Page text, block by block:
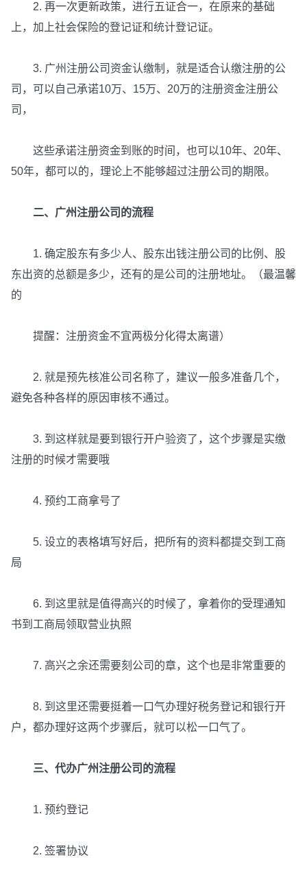
2. 再一次更新政策，进行五证合一，在原来的基础
上，加上社会保险的登记证和统计登记证。
3. 广州注册公司资金认缴制，就是适合认缴注册的公
司，可以自己承诺10万、15万、20万的注册资金注册公
司，
这些承诺注册资金到账的时间，也可以10年、20年、
50年，都可以的，理论上不能够超过注册公司的期限。
二、广州注册公司的流程
1. 确定股东有多少人、股东出钱注册公司的比例、股
东出资的总额是多少，还有的是公司的注册地址。（最温馨
的
提醒：注册资金不宜两极分化得太离谱）
2. 就是预先核准公司名称了，建议一般多准备几个，
避免各种各样的原因审核不通过。
3. 到这样就是要到银行开户验资了，这个步骤是实缴
注册的时候才需要哦
4. 预约工商拿号了
5. 设立的表格填写好后，把所有的资料都提交到工商
局
6. 到这里就是值得高兴的时候了，拿着你的受理通知
书到工商局领取营业执照
7. 高兴之余还需要刻公司的章，这个也是非常重要的
8. 到这里还需要挺着一口气办理好税务登记和银行开
户，都办理好这两个步骤后，就可以松一口气了。
三、代办广州注册公司的流程
1. 预约登记
2. 签署协议